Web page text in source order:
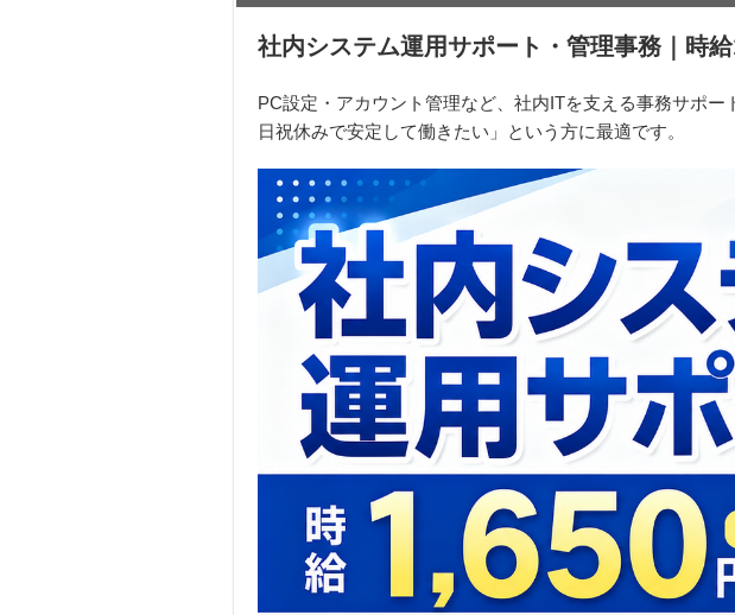
社内システム運用サポート・管理事務｜時
PC設定・アカウント管理など、社内ITを支える事務サポ
日祝休みで安定して働きたい」という方に最適です。